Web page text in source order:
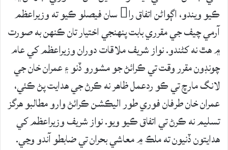
ڪيو ويندو، اڳواڻن اتفاق را سان فيصلو ڪيو ته وزيراعظم
آرمي چيف جي مقرري بابت پنهنجي اختيار تان ڪنهن به صورت
۾ هٿ نه کڻندو. نواز شريف ملاقات دوران وزيراعظم کي عام
چونڊون مقرر وقت تي ڪرائڻ جو مشورو ڏنو ۽ عمران خان جي
لانگ مارچ تي ڪو ردعمل ظاهر نه ڪرڻ جي هدايت پڻ ڪئي،
عمران خان طرفان فوري طور اليڪشن ڪرائڻ وارو مطالبو هرگز
تسليم نه ڪرڻ تي اتفاق ڪيو ويو. نواز شريف وزيراعظم کي
هدايتون ڏنيون ته ملڪ ۾ معاشي بحران تي ضابطو آندو وڃي.